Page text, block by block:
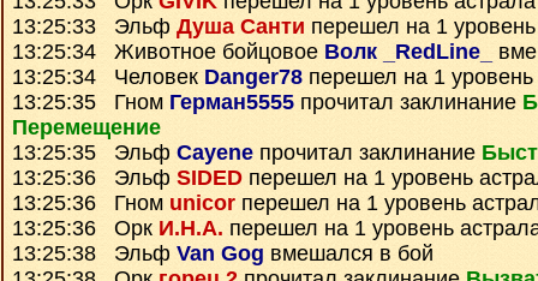
13:25:33 Эльф Душа Санти перешел на 1
13:25:34 Животное бойцовое Волк _RedLine_
13:25:34 Человек Danger78 перешел на 1 уровень
13:25:35 Гном Герман5555 прочитал заклинание
Перемещение
13:25:35 Эльф Cayene прочитал заклинание
13:25:36 Эльф SIDED перешел на 1 уровень
13:25:36 Гном unicor перешел на 1 уровень
13:25:36 Орк И.Н.А. перешел на 1 уровень
13:25:38 Эльф Van Gog вмешался в бой